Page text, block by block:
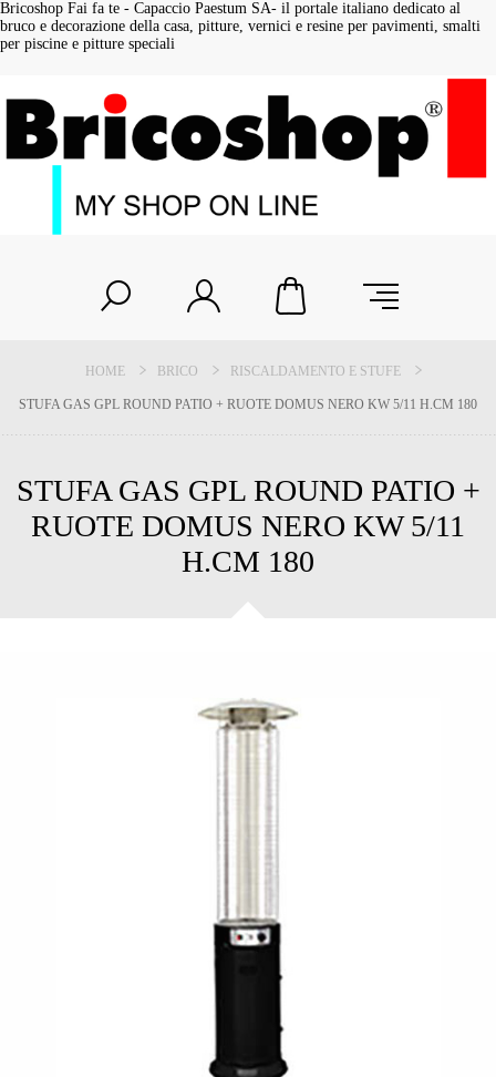
Bricoshop Fai fa te - Capaccio Paestum SA- il portale italiano dedicato al
bruco e decorazione della casa, pitture, vernici e resine per pavimenti, smalti
per piscine e pitture speciali
HOME BRICO RISCALDAMENTO E STUFE
STUFA GAS GPL ROUND PATIO + RUOTE DOMUS NERO KW 5/11 H.CM 180
STUFA GAS GPL ROUND PATIO +
RUOTE DOMUS NERO KW 5/11
H.CM 180